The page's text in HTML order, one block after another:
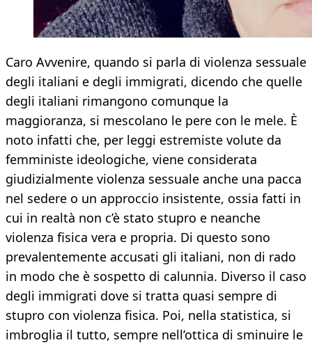
Caro Avvenire, quando si parla di violenza sessuale
degli italiani e degli immigrati, dicendo che quelle
degli italiani rimangono comunque la
maggioranza, si mescolano le pere con le mele. È
noto infatti che, per leggi estremiste volute da
femministe ideologiche, viene considerata
giudizialmente violenza sessuale anche una pacca
nel sedere o un approccio insistente, ossia fatti in
cui in realtà non c’è stato stupro e neanche
violenza fisica vera e propria. Di questo sono
prevalentemente accusati gli italiani, non di rado
in modo che è sospetto di calunnia. Diverso il caso
degli immigrati dove si tratta quasi sempre di
stupro con violenza fisica. Poi, nella statistica, si
imbroglia il tutto, sempre nell’ottica di sminuire le